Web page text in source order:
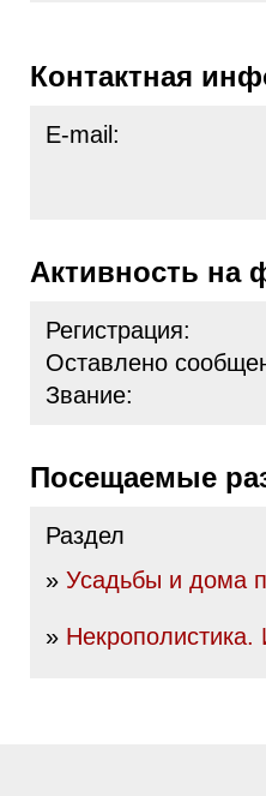
Контактная
E-mail:
Активность на
Регистрация:
Оставлено
Звание:
Посещаемые
Раздел
» Усадьбы и дома
» Некрополистика.